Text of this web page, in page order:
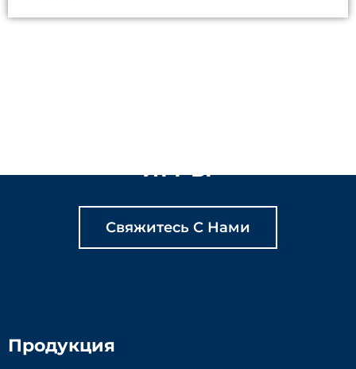
ИГРЫ
Свяжитесь С Нами
Продукция